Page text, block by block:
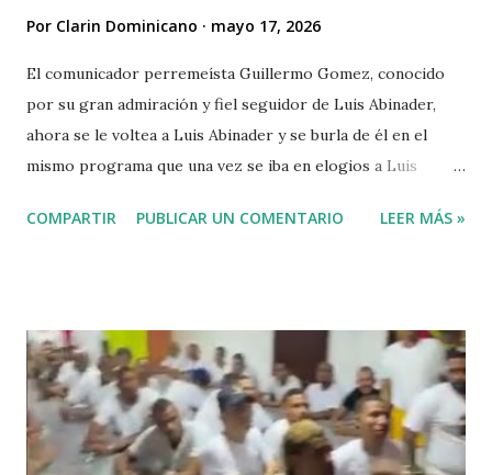
Por Clarin Dominicano mayo 17, 2026
El comunicador perremeísta Guillermo Gomez, conocido
por su gran admiración y fiel seguidor de Luis Abinader,
ahora se le voltea a Luis Abinader y se burla de él en el
mismo programa que una vez se iba en elogios a Luis
COMPARTIR PUBLICAR UN COMENTARIO LEER MÁS »